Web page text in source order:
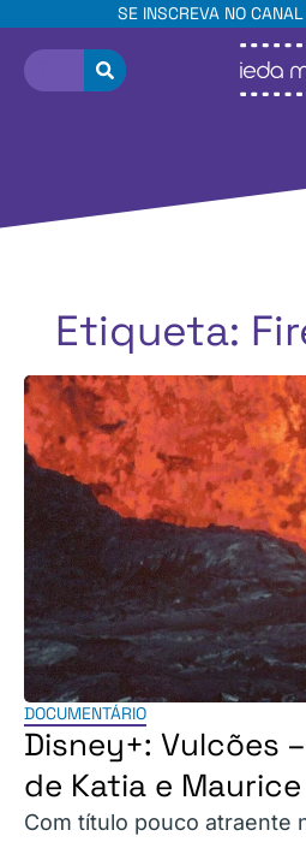
SE INSCREVA NO
Etiqueta:
DOCUMENTÁRIO
Disney+: Vulcões
de Katia e
Com título pouco atraente